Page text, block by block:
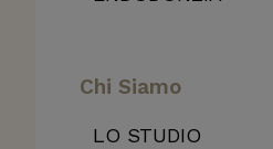
Chi Siamo
LO STUDIO